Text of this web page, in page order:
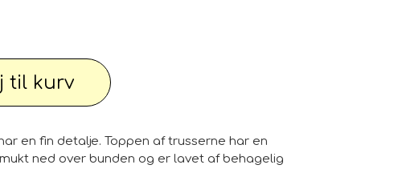
Have
og knallert PC - Bærbar og diverse
til kurv
en fin detalje. Toppen af trusserne har en
ned over bunden og er lavet af behagelig